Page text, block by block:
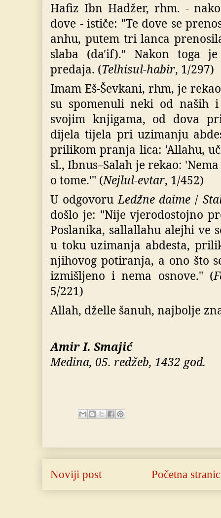
Hafiz Ibn Hadžer, rhm. -
dove - ističe: "Te dove se
anhu, putem tri lanca
slaba (da'if)." Nakon toga
predaja. (Telhisul-habir, 1/297)
Imam Eš-Ševkani, rhm, je
su spomenuli neki od naših
svojim knjigama, od dova
dijela tijela pri uzimanju
prilikom pranja lica: 'Allahu,
sl., Ibnus–Salah je rekao:
o tome.'" (Nejlul-evtar, 1/452)
U odgovoruLedžne daime /
došlo je: "Nije vjerodostojno
Poslanika, sallallahu alejhi ve
u toku uzimanja abdesta,
njihovog potiranja, a ono što
izmišljeno i nema osnove." (
5/221)
Allah, dželle šanuh, najbolje
Amir I. Smajić
Medina, 05. redžeb, 1432 god.
Noviji post Početna